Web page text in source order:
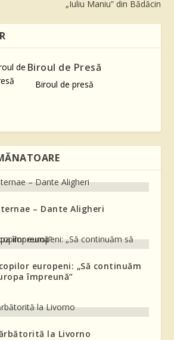
„Iuliu Maniu” din Bădăcin
Biroul de Presă
Biroul de presă
– Dante Aligheri
europeni: „Să continuăm
împreună”
la Livorno